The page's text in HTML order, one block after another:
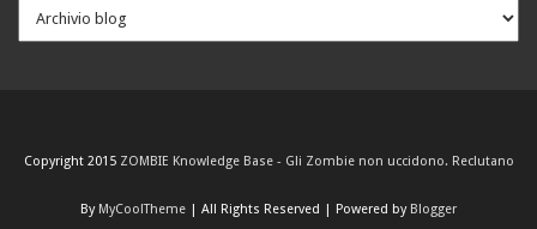
Copyright 2015 ZOMBIE Knowledge Base - Gli Zombie non uccidono. Reclutano
By MyCoolTheme | All Rights Reserved | Powered by Blogger